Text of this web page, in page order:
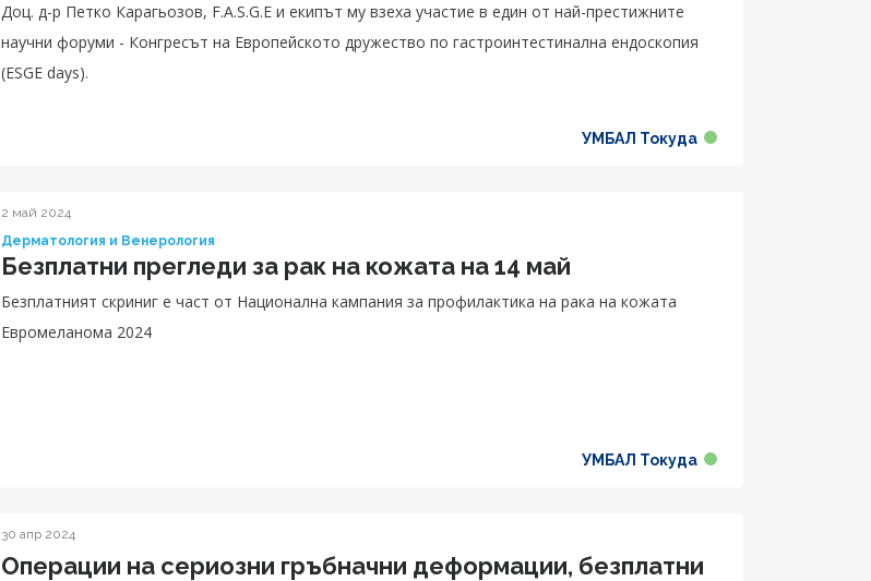
Доц. д-р Петко Карагьозов, F.A.S.G.E и екипът му взеха участие в един от най-престижните
научни форуми - Конгресът на Европейското дружество по гастроинтестинална ендоскопия
(ESGE days).
УМБАЛ Токуда
2 май 2024
Дерматология и Венерология
Безплатни прегледи за рак на кожата на 14 май
Безплатният скриниг е част от Национална кампания за профилактика на рака на кожата
Евромеланома 2024
УМБАЛ Токуда
30 апр 2024
Операции на сериозни гръбначни деформации, безплатни